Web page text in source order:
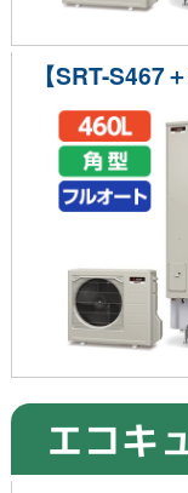
【SRT-S467
エコキ